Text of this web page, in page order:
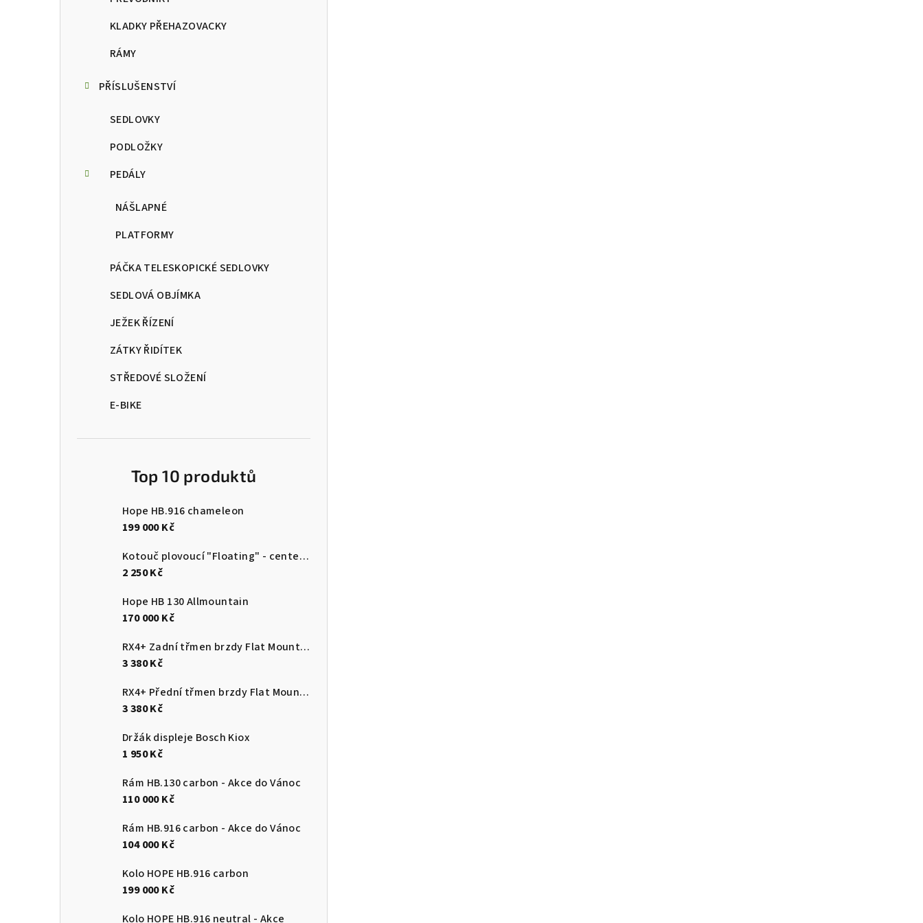
KLADKY PŘEHAZOVACKY
RÁMY
PŘÍSLUŠENSTVÍ
SEDLOVKY
PODLOŽKY
PEDÁLY
NÁŠLAPNÉ
PLATFORMY
PÁČKA TELESKOPICKÉ SEDLOVKY
SEDLOVÁ OBJÍMKA
JEŽEK ŘÍZENÍ
ZÁTKY ŘIDÍTEK
STŘEDOVÉ SLOŽENÍ
E-BIKE
Top 10 produktů
Hope HB.916 chameleon
199 000 Kč
Kotouč plovoucí "Floating" - centerlock
2 250 Kč
Hope HB 130 Allmountain
170 000 Kč
RX4+ Zadní třmen brzdy Flat Mount Direct FM +20mm černý
3 380 Kč
RX4+ Přední třmen brzdy Flat Mount Direct FMF +20mm černý
3 380 Kč
Držák displeje Bosch Kiox
1 950 Kč
Rám HB.130 carbon - Akce do Vánoc
110 000 Kč
Rám HB.916 carbon - Akce do Vánoc
104 000 Kč
Kolo HOPE HB.916 carbon
199 000 Kč
Kolo HOPE HB.916 neutral - Akce